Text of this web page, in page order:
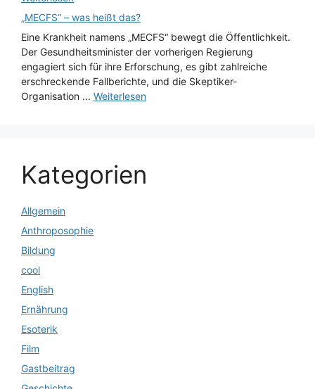
„MECFS“ – was heißt das?
Eine Krankheit namens „MECFS“ bewegt die Öffentlichkeit.
Der Gesundheitsminister der vorherigen Regierung
engagiert sich für ihre Erforschung, es gibt zahlreiche
erschreckende Fallberichte, und die Skeptiker-
Organisation ... Weiterlesen
Kategorien
Allgemein
Anthroposophie
Bildung
cool
English
Ernährung
Esoterik
Film
Gastbeitrag